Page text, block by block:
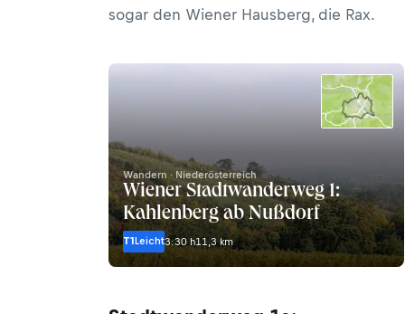
sogar den Wiener Hausberg, die Rax.
Wandern · Niederösterreich
Wiener Stadtwanderweg 1:
Kahlenberg ab Nußdorf
T1Leicht3:30 h11,3 km